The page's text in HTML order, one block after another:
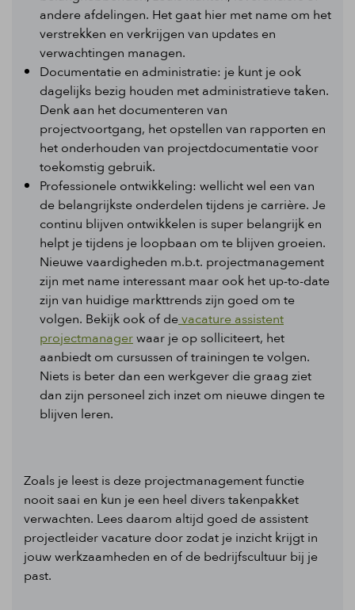
andere afdelingen. Het gaat hier met name om het
verstrekken en verkrijgen van updates en
verwachtingen managen.
Documentatie en administratie: je kunt je ook
dagelijks bezig houden met administratieve taken.
Denk aan het documenteren van
projectvoortgang, het opstellen van rapporten en
het onderhouden van projectdocumentatie voor
toekomstig gebruik.
Professionele ontwikkeling: wellicht wel een van
de belangrijkste onderdelen tijdens je carrière. Je
continu blijven ontwikkelen is super belangrijk en
helpt je tijdens je loopbaan om te blijven groeien.
Nieuwe vaardigheden m.b.t. projectmanagement
zijn met name interessant maar ook het up-to-date
zijn van huidige markttrends zijn goed om te
volgen. Bekijk ook of devacature assistent
projectmanagerwaar je op solliciteert, het
aanbiedt om cursussen of trainingen te volgen.
Niets is beter dan een werkgever die graag ziet
dan zijn personeel zich inzet om nieuwe dingen te
blijven leren.
Zoals je leest is deze projectmanagement functie
nooit saai en kun je een heel divers takenpakket
verwachten. Lees daarom altijd goed de assistent
projectleider vacature door zodat je inzicht krijgt in
jouw werkzaamheden en of de bedrijfscultuur bij je
past.